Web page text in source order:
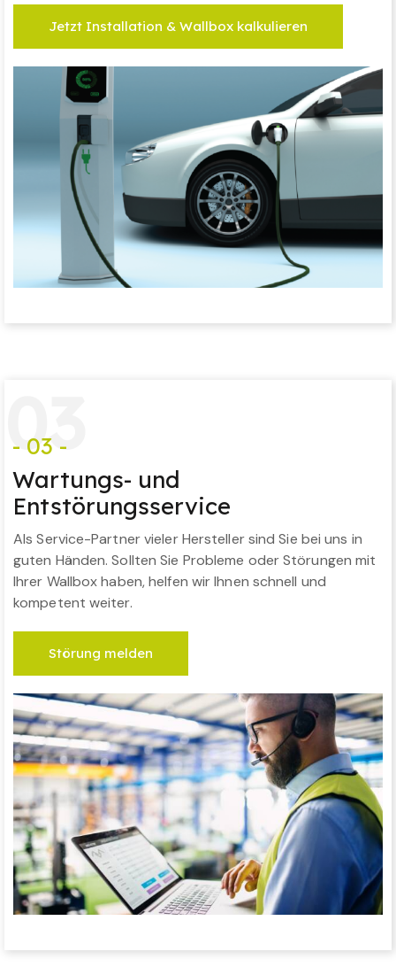
Jetzt Installation & Wallbox kalkulieren
03
- 03 -
Wartungs- und
Entstörungsservice
Als Service-Partner vieler Hersteller sind Sie bei uns in
guten Händen. Sollten Sie Probleme oder Störungen mit
Ihrer Wallbox haben, helfen wir Ihnen schnell und
kompetent weiter.
Störung melden